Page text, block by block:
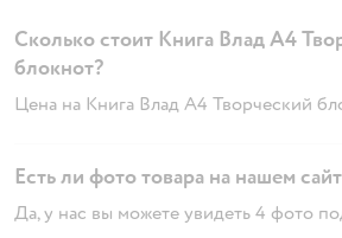
Сколько стоит Книга Влад А4
блокнот?
Цена на Книга Влад А4 Творческий
Есть ли фото товара на нашем
Да, у нас вы можете увидеть 4 фото